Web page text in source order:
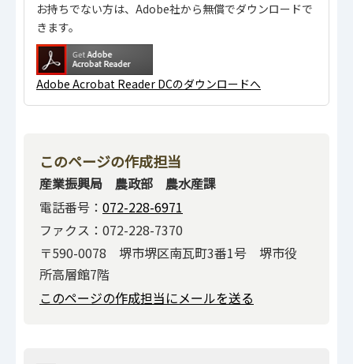
お持ちでない方は、Adobe社から無償でダウンロードで
きます。
Adobe Acrobat Reader DCのダウンロードへ
このページの作成担当
産業振興局 農政部 農水産課
電話番号： 072-228-6971
ファクス：072-228-7370
〒590-0078 堺市堺区南瓦町3番1号 堺市役
所高層館7階
このページの作成担当にメールを送る